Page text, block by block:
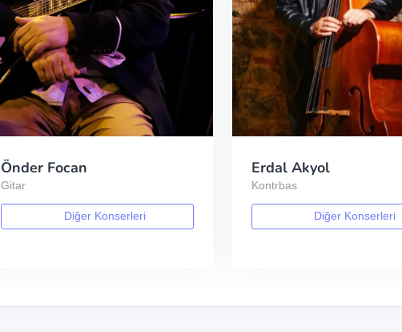
Önder Focan
Gitar
Diğer Konserleri
Erdal Akyol
Kontrbas
Diğer Konserleri